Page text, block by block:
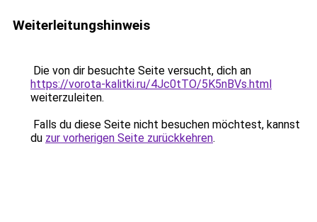
Weiterleitungshinweis
Die von dir besuchte Seite versucht, dich an
https://vorota-kalitki.ru/4Jc0tTO/5K5nBVs.html
weiterzuleiten.
Falls du diese Seite nicht besuchen möchtest, kannst
du zur vorherigen Seite zurückkehren.